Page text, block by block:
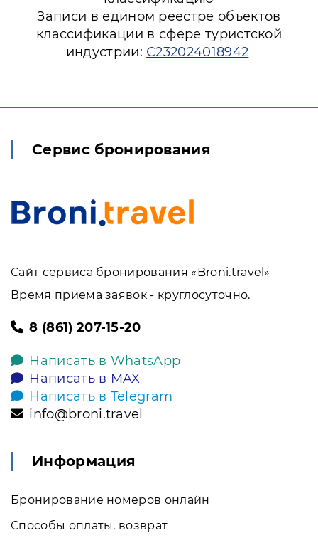
Записи в едином реестре объектов
классификации в сфере туристской
индустрии: С232024018942
Сервис бронирования
Сайт сервиса бронирования «Broni.travel»
Время приема заявок - круглосуточно.
8 (861) 207-15-20
Написать в WhatsApp
Написать в MAX
Написать в Telegram
info@broni.travel
Информация
Бронирование номеров онлайн
Способы оплаты, возврат